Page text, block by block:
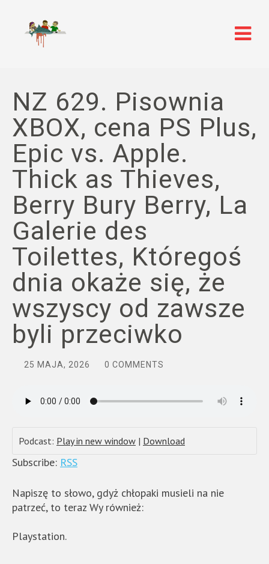
NZ 629. Pisownia
XBOX, cena PS Plus,
Epic vs. Apple.
Thick as Thieves,
Berry Bury Berry, La
Galerie des
Toilettes, Któregoś
dnia okaże się, że
wszyscy od zawsze
byli przeciwko
25 MAJA, 2026 0 COMMENTS
Podcast: Play in new window | Download
Subscribe: RSS
Napiszę to słowo, gdyż chłopaki musieli na nie
patrzeć, to teraz Wy również:
Playstation.